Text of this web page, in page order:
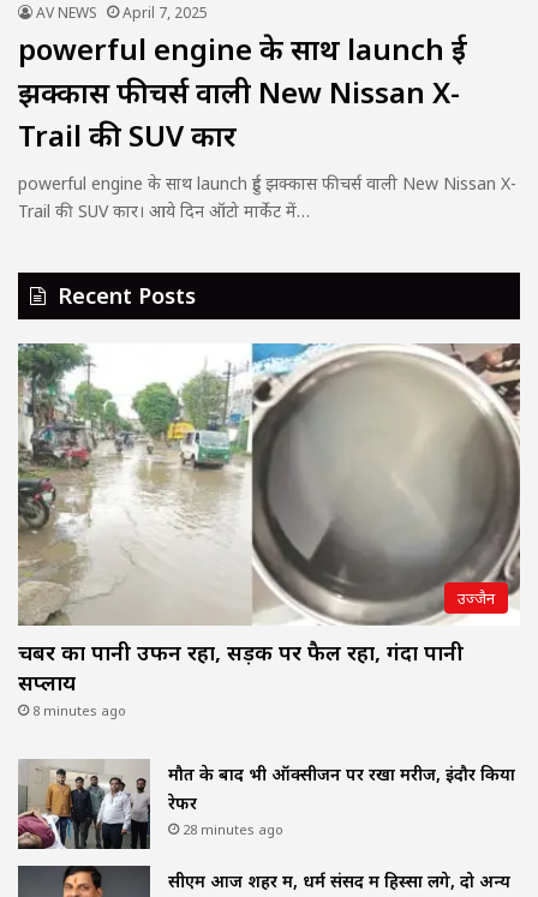
AV NEWS April 7, 2025
powerful engine के साथ launch हुई
झक्कास फीचर्स वाली New Nissan X-
Trail की SUV कार
powerful engine के साथ launch हुई झक्कास फीचर्स वाली New Nissan X-
Trail की SUV कार। आये दिन ऑटो मार्केट में…
Recent Posts
उज्जैन
चैंबर का पानी उफन रहा, सड़क पर फैल रहा, गंदा पानी
सप्लाय
8 minutes ago
मौत के बाद भी ऑक्सीजन पर रखा मरीज, इंदौर किया
रेफर
28 minutes ago
सीएम आज शहर में, धर्म संसद में हिस्सा लेंगे, दो अन्य